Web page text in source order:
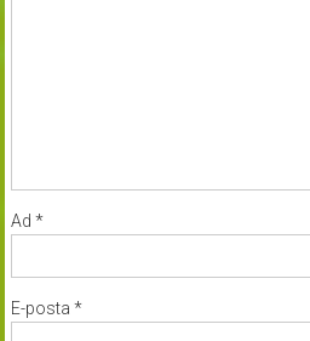
Ad *
E-posta *